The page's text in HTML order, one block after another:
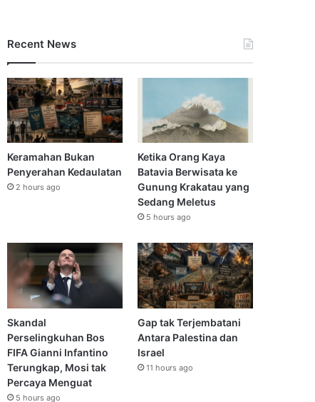
Recent News
Keramahan Bukan
Penyerahan Kedaulatan
2 hours ago
Ketika Orang Kaya
Batavia Berwisata ke
Gunung Krakatau yang
Sedang Meletus
5 hours ago
Skandal
Perselingkuhan Bos
FIFA Gianni Infantino
Terungkap, Mosi tak
Percaya Menguat
5 hours ago
Gap tak Terjembatani
Antara Palestina dan
Israel
11 hours ago